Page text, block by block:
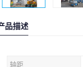
品描述
轴距